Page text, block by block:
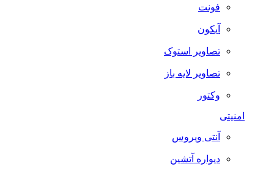
فونت
آیکون
تصاویر استوک
تصاویر لایه باز
وکتور
امنیتی
آنتی ویروس
دیواره آتشین